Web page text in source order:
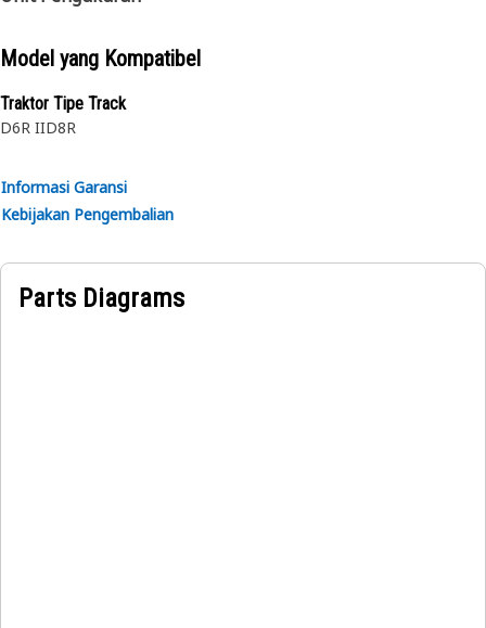
Model yang Kompatibel
Traktor Tipe Track
D6R IID8R
Informasi Garansi
Kebijakan Pengembalian
Parts Diagrams